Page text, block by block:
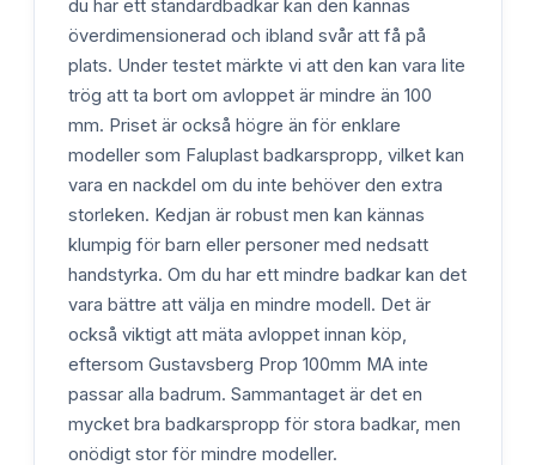
du har ett standardbadkar kan den kännas
överdimensionerad och ibland svår att få på
plats. Under testet märkte vi att den kan vara lite
trög att ta bort om avloppet är mindre än 100
mm. Priset är också högre än för enklare
modeller som Faluplast badkarspropp, vilket kan
vara en nackdel om du inte behöver den extra
storleken. Kedjan är robust men kan kännas
klumpig för barn eller personer med nedsatt
handstyrka. Om du har ett mindre badkar kan det
vara bättre att välja en mindre modell. Det är
också viktigt att mäta avloppet innan köp,
eftersom Gustavsberg Prop 100mm MA inte
passar alla badrum. Sammantaget är det en
mycket bra badkarspropp för stora badkar, men
onödigt stor för mindre modeller.